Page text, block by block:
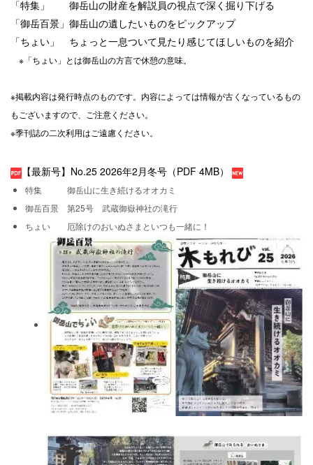
「特集」 御岳山の財産を解説員の視点で深く掘り下げる
「御岳百景」御岳山の遺したいものをピックアップ
「ちょい」 ちょっと一息ついて見たり感じてほしいものを紹介
※「ちょい」とは御岳山の方言で休憩の意味。
※掲載内容は発行時点のものです。内容によっては情報が古くなっているもの
もございますので、ご注意ください。
※季刊誌の二次利用はご遠慮ください。
【最新号】No.25 2026年2月冬号（PDF 4MB）
特集 御岳山に生き続けるオオカミ
御岳百景 第25号 武蔵御嶽神社の滝行
ちょい 厄除けのおいぬさまといつも一緒に！